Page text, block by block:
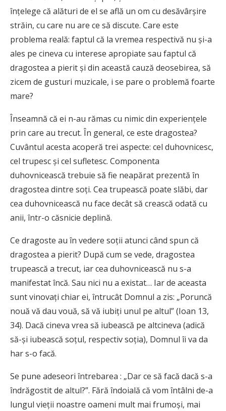
înțelege că alături de el se află un om cu desăvârșire
străin, cu care nu are ce să discute. Care este
problema reală: faptul că la vremea respectivă nu și-a
ales pe cineva cu interese apropiate sau faptul că
dragostea a pierit și din această cauză deosebirea, să
zicem de gusturi muzicale, i se pare o problemă foarte
mare?
Înseamnă că ei n-au rămas cu nimic din experiențele
prin care au trecut. În general, ce este dragostea?
Cuvântul acesta acoperă trei aspecte: cel duhovnicesc,
cel trupesc și cel sufletesc. Componenta
duhovnicească trebuie să fie neapărat prezentă în
dragostea dintre soți. Cea trupească poate slăbi, dar
cea duhovnicească nu face decât să crească odată cu
anii, într-o căsnicie deplină.
Ce dragoste au în vedere soții atunci când spun că
dragostea a pierit? După cum se vede, dragostea
trupească a trecut, iar cea duhovnicească nu s-a
manifestat încă. Sau nici nu a existat… Iar de aceasta
sunt vinovați chiar ei, întrucât Domnul a zis: „Poruncă
nouă vă dau vouă, să vă iubiți unul pe altul” (Ioan 13,
34). Dacă cineva vrea să iubească pe altcineva (adică
să-și iubească soțul, respectiv soția), Domnul îi va da
har s-o facă.
Se pune adeseori întrebarea : „Dar ce să facă dacă s-a
îndrăgostit de altul?”. Fără îndoială că vom întâlni de-a
lungul vieții noastre oameni mult mai frumoși, mai